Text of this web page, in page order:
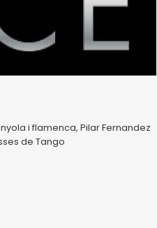
i flamenca, Pilar Fernandez
de Tango